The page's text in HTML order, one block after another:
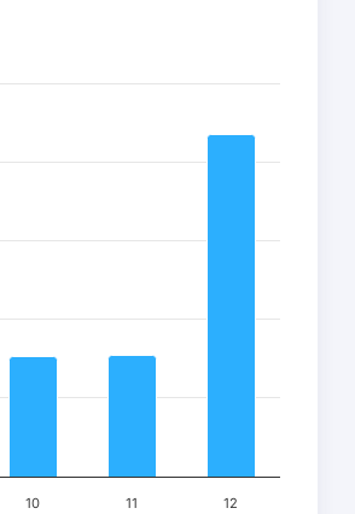
10 11 12